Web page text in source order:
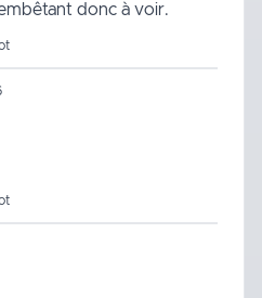
donc à voir.